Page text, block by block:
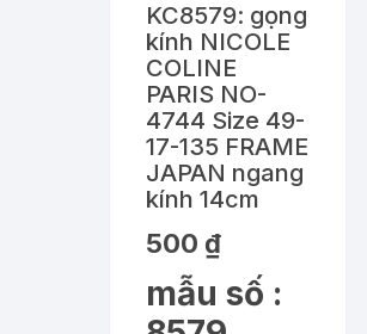
KC8579: gọng
kính NICOLE
COLINE
PARIS NO-
4744 Size 49-
17-135 FRAME
JAPAN ngang
kính 14cm
500 ₫
mẫu số :